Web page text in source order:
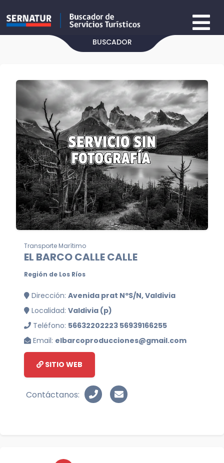
BUSCADOR
Transporte Marítimo
EL BARCO CALLE CALLE
Región de Los Ríos
Dirección: Avenida prat NºS/N, Valdivia
Localidad: Valdivia (p)
Teléfono: 56632202223 56939166255
Email: elbarcoproducciones@gmail.com
SITIO WEB
Contáctanos: